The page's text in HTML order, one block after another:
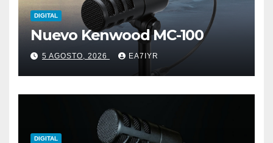
DIGITAL
Nuevo Kenwood MC-100
5 AGOSTO, 2026 EA7IYR
DIGITAL